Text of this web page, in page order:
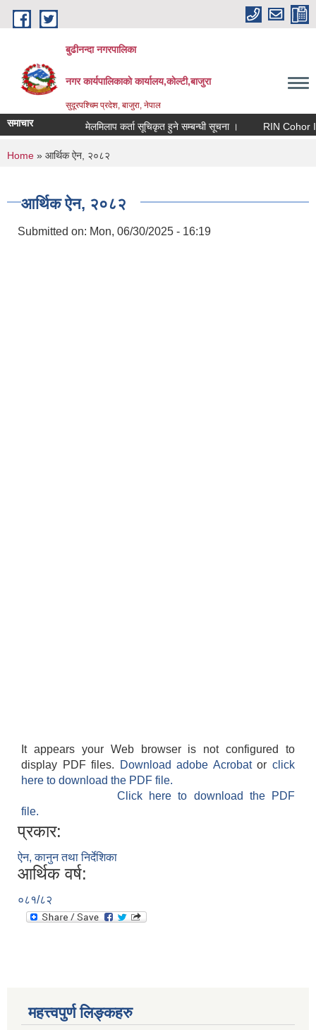
Skip to main content
बुढीनन्दा नगरपालिका
नगर कार्यपालिकाकाे कार्यालय,काेल्टी,बाजुरा
सुदूरपश्चिम प्रदेश, बाजुरा, नेपाल
समाचार मेलमिलाप कर्ता सूचिकृत हुने सम्बन्धी सूचना । RIN Cohor III
You are here
Home » आर्थिक ऐन, २०८२
आर्थिक ऐन, २०८२
Submitted on: Mon, 06/30/2025 - 16:19
It appears your Web browser is not configured to
display PDF files.
Download adobe Acrobatorclick
here to download the PDF file.
Click here to download the PDF
file.
प्रकार:
ऐन, कानुन तथा निर्देशिका
आर्थिक वर्ष:
०८१/८२
महत्त्वपुर्ण लिङ्कहरु